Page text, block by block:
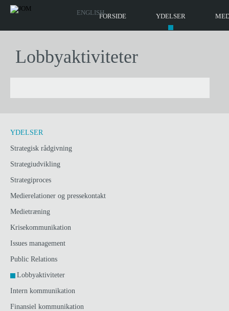
FORSIDE YDELSER
ENGLISH
Lobbyaktiviteter
YDELSER
Strategisk rådgivning
Strategiudvikling
Strategiproces
Medierelationer og pressekontakt
Medietræning
Krisekommunikation
Issues management
Public Relations
Lobbyaktiviteter
Intern kommunikation
Finansiel kommunikation